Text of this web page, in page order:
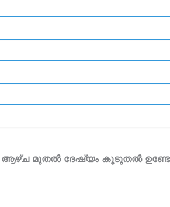
ആഴ്ച മുതൽ ദേഷ്യം കൂടുതൽ